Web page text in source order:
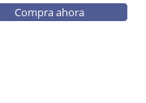
Compra ahora